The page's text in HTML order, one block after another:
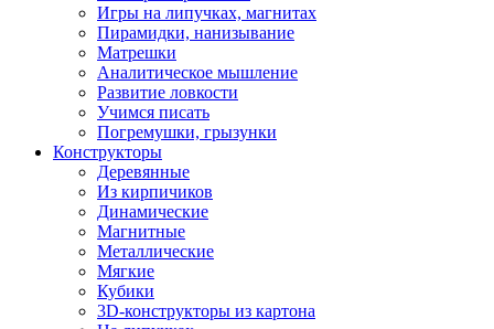
Игры на липучках, магнитах
Пирамидки, нанизывание
Матрешки
Аналитическое мышление
Развитие ловкости
Учимся писать
Погремушки, грызунки
Конструкторы
Деревянные
Из кирпичиков
Динамические
Магнитные
Металлические
Мягкие
Кубики
3D-конструкторы из картона